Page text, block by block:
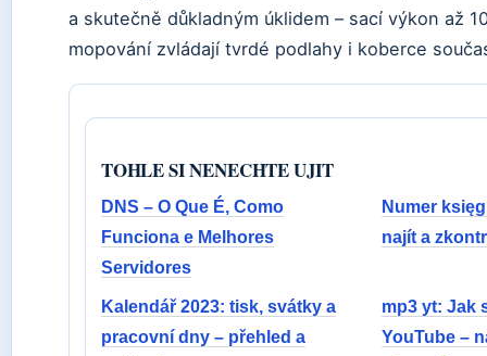
a skutečně důkladným úklidem – sací výkon až
mopování zvládají tvrdé podlahy i koberce
TOHLE SI NENECHTE UJIT
DNS – O Que É, Como
Funciona e Melhores
Servidores
Numer
najít a
Kalendář 2023: tisk, svátky a
pracovní dny – přehled a
mp3 yt: Jak
YouTube –